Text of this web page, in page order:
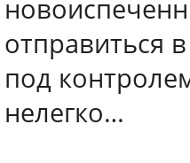
отправиться
под
нелегко…